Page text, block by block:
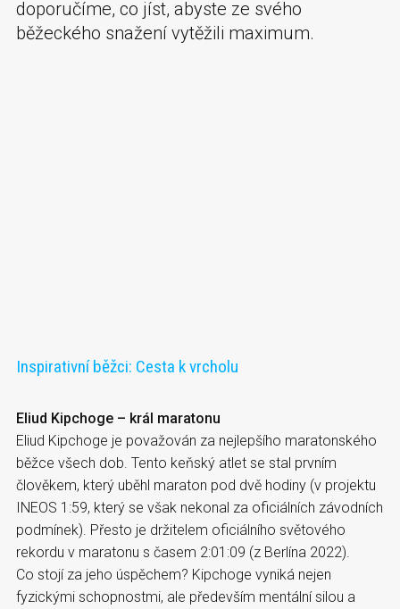
doporučíme, co jíst, abyste ze svého
běžeckého snažení vytěžili maximum.
Inspirativní běžci: Cesta k vrcholu
Eliud Kipchoge – král maratonu
Eliud Kipchoge je považován za nejlepšího maratonského
běžce všech dob. Tento keňský atlet se stal prvním
člověkem, který uběhl maraton pod dvě hodiny (v projektu
INEOS 1:59, který se však nekonal za oficiálních závodních
podmínek). Přesto je držitelem oficiálního světového
rekordu v maratonu s časem 2:01:09 (z Berlína 2022).
Co stojí za jeho úspěchem? Kipchoge vyniká nejen
fyzickými schopnostmi, ale především mentální silou a